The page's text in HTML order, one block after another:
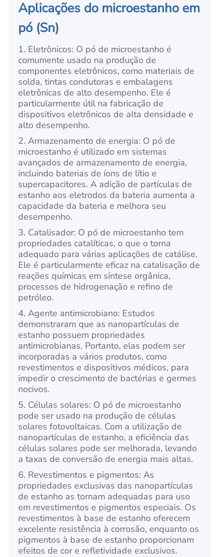
Aplicações do microestanho em
pó (Sn)
1. Eletrônicos: O pó de microestanho é
comumente usado na produção de
componentes eletrônicos, como materiais de
solda, tintas condutoras e embalagens
eletrônicas de alto desempenho. Ele é
particularmente útil na fabricação de
dispositivos eletrônicos de alta densidade e
alto desempenho.
2. Armazenamento de energia: O pó de
microestanho é utilizado em sistemas
avançados de armazenamento de energia,
incluindo baterias de íons de lítio e
supercapacitores. A adição de partículas de
estanho aos eletrodos da bateria aumenta a
capacidade da bateria e melhora seu
desempenho.
3. Catalisador: O pó de microestanho tem
propriedades catalíticas, o que o torna
adequado para várias aplicações de catálise.
Ele é particularmente eficaz na catalisação de
reações químicas em síntese orgânica,
processos de hidrogenação e refino de
petróleo.
4. Agente antimicrobiano: Estudos
demonstraram que as nanopartículas de
estanho possuem propriedades
antimicrobianas. Portanto, elas podem ser
incorporadas a vários produtos, como
revestimentos e dispositivos médicos, para
impedir o crescimento de bactérias e germes
nocivos.
5. Células solares: O pó de microestanho
pode ser usado na produção de células
solares fotovoltaicas. Com a utilização de
nanopartículas de estanho, a eficiência das
células solares pode ser melhorada, levando
a taxas de conversão de energia mais altas.
6. Revestimentos e pigmentos: As
propriedades exclusivas das nanopartículas
de estanho as tornam adequadas para uso
em revestimentos e pigmentos especiais. Os
revestimentos à base de estanho oferecem
excelente resistência à corrosão, enquanto os
pigmentos à base de estanho proporcionam
efeitos de cor e refletividade exclusivos.